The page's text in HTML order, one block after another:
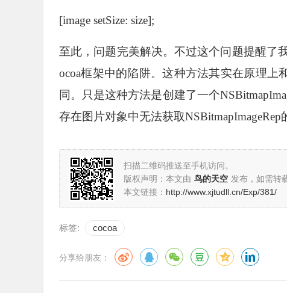
[image setSize: size];
至此，问题完美解决。不过这个问题提醒了
ocoa框架中的陷阱。这种方法其实在原理
同。只是这种方法是创建了一个
存在图片对象中无法获取NSBitmapImageRep
扫描二维码推送至手机访问。
版权声明：本文由 鸟的天空 发布，如需转
本文链接： http://www.xjtudll.cn/Exp/381/
标签: cocoa
分享给朋友：